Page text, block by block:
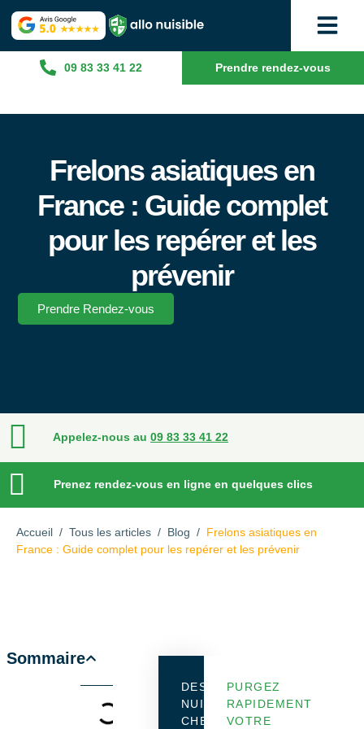
09 83 33 41 22 Prendre rendez-vous
Frelons asiatiques en
France : Guide complet
pour les repérer et les
prévenir
Prendre Rendez-vous
Appelez-nous au 09 83 33 41 22
Prenez rendez-vous en ligne en quelques clics
Accueil / Tous les articles / Blog / Frelons asiatiques en
France : Guide complet pour les repérer et les prévenir
Sommaire
DES
NUISIBLES
CHEZ
PURGEZ
RAPIDEMENT
VOTRE